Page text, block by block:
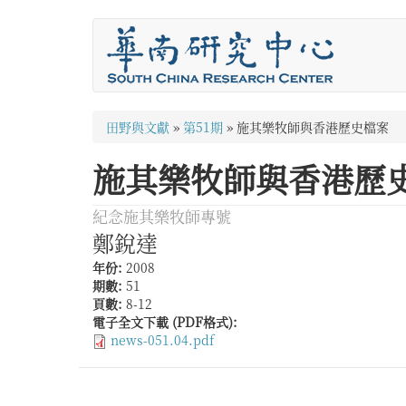
您
在
這
裡
田野與文獻 » 第51期 » 施其樂牧師與香港歷史檔案
施其樂牧師與香港歷
紀念施其樂牧師專號
鄭銳達
年份: 2008
期數: 51
頁數: 8-12
電子全文下載 (PDF格式):
news-051.04.pdf